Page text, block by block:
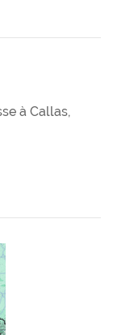
à Callas,